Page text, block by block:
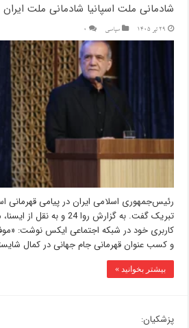
شادمانی ملت اسپانیا شادمانی ملت
29 تیر 1405 سیاسی 0
رئیس‌جمهوری اسلامی ایران در پیامی قهرمانی
تبریک گفت. به گزارش روا 24
کاربری خود در شبکه اجتماعی ایکس نوشت:
و کسب عنوان قهرمانی جام جهانی در کمال
بیشتر بخوانید »
پزشکیان: